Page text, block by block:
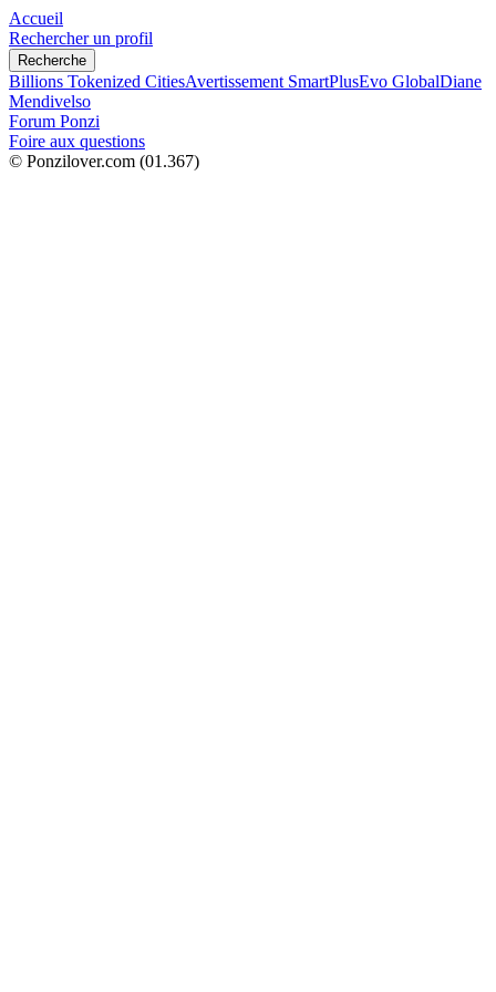
Accueil
Rechercher un profil
Recherche
Billions Tokenized CitiesAvertissement SmartPlusEvo GlobalDiane
Mendivelso
Forum Ponzi
Foire aux questions
© Ponzilover.com (01.367)